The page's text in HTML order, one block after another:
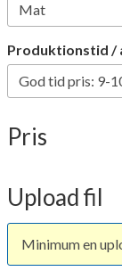
Produktionstid /
Pris
Upload fil
Minimum en